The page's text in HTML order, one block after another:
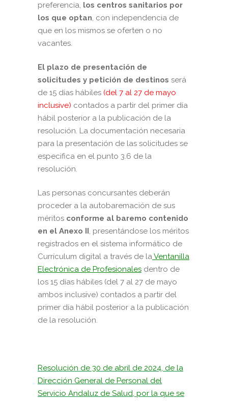
preferencia, los centros sanitarios por
los que optan, con independencia de
que en los mismos se oferten o no
vacantes.
El plazo de presentación de
solicitudes y petición de destinos será
de 15 días hábiles (del 7 al 27 de mayo
inclusive) contados a partir del primer día
hábil posterior a la publicación de la
resolución. La documentación necesaria
para la presentación de las solicitudes se
especifica en el punto 3.6 de la
resolución.
Las personas concursantes deberán
proceder a la autobaremación de sus
méritos conforme al baremo contenido
en el Anexo II , presentándose los méritos
registrados en el sistema informático de
Currículum digital a través de laVentanilla
Electrónica de Profesionales dentro de
los 15 días hábiles (del 7 al 27 de mayo
ambos inclusive) contados a partir del
primer día hábil posterior a la publicación
de la resolución.
Resolución de 30 de abril de 2024, de la
Dirección General de Personal del
Servicio Andaluz de Salud, por la que se